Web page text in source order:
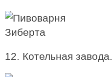
12. Котельная завода.